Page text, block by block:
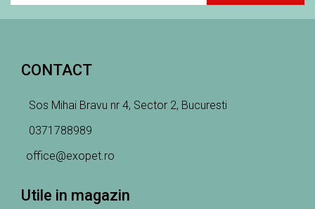
CONTACT
Sos Mihai Bravu nr 4, Sector 2, Bucuresti
0371788989
office@exopet.ro
Utile in magazin